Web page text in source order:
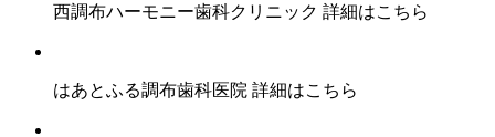
西調布ハーモニー歯科クリニック 詳細はこちら
はあとふる調布歯科医院 詳細はこちら